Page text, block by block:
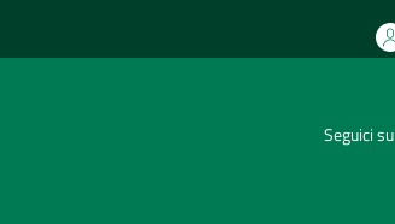
Seguici su